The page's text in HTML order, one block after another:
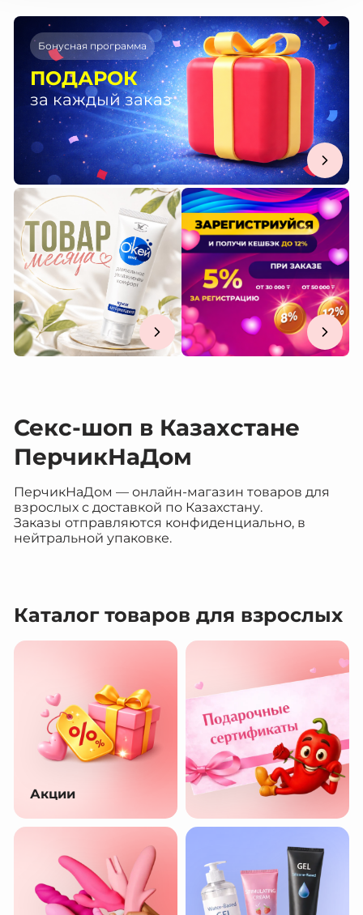
Бонусная программа
ПОДАРОК
за каждый заказ
Секс-шоп в Казахстане
ПерчикНаДом
ПерчикНаДом — онлайн-магазин товаров для
взрослых с доставкой по Казахстану.
Заказы отправляются конфиденциально, в
нейтральной упаковке.
Каталог товаров для взрослых
Акции